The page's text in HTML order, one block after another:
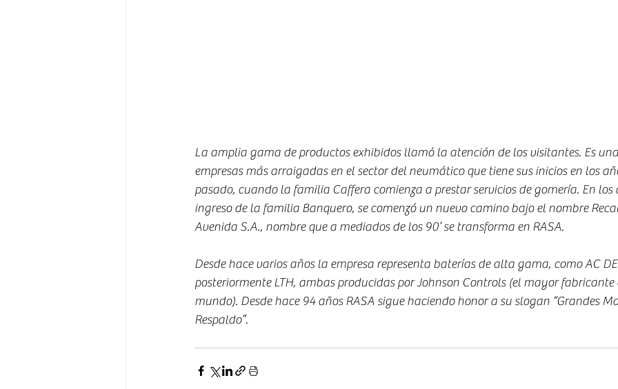
La amplia gama de productos exhibidos llamó la atención de los visitantes. Es
empresas más arraigadas en el sector del neumático que tiene sus inicios en los
pasado, cuando la familia Caffera comienza a prestar servicios de gomería. En los
ingreso de la familia Banquero, se comenzó un nuevo camino bajo el nombre
Avenida S.A., nombre que a mediados de los 90’ se transforma en RASA.
Desde hace varios años la empresa representa baterías de alta gama, como AC
posteriormente LTH, ambas producidas por Johnson Controls (el mayor
mundo). Desde hace 94 años RASA sigue haciendo honor a su slogan “Grandes
Respaldo”.